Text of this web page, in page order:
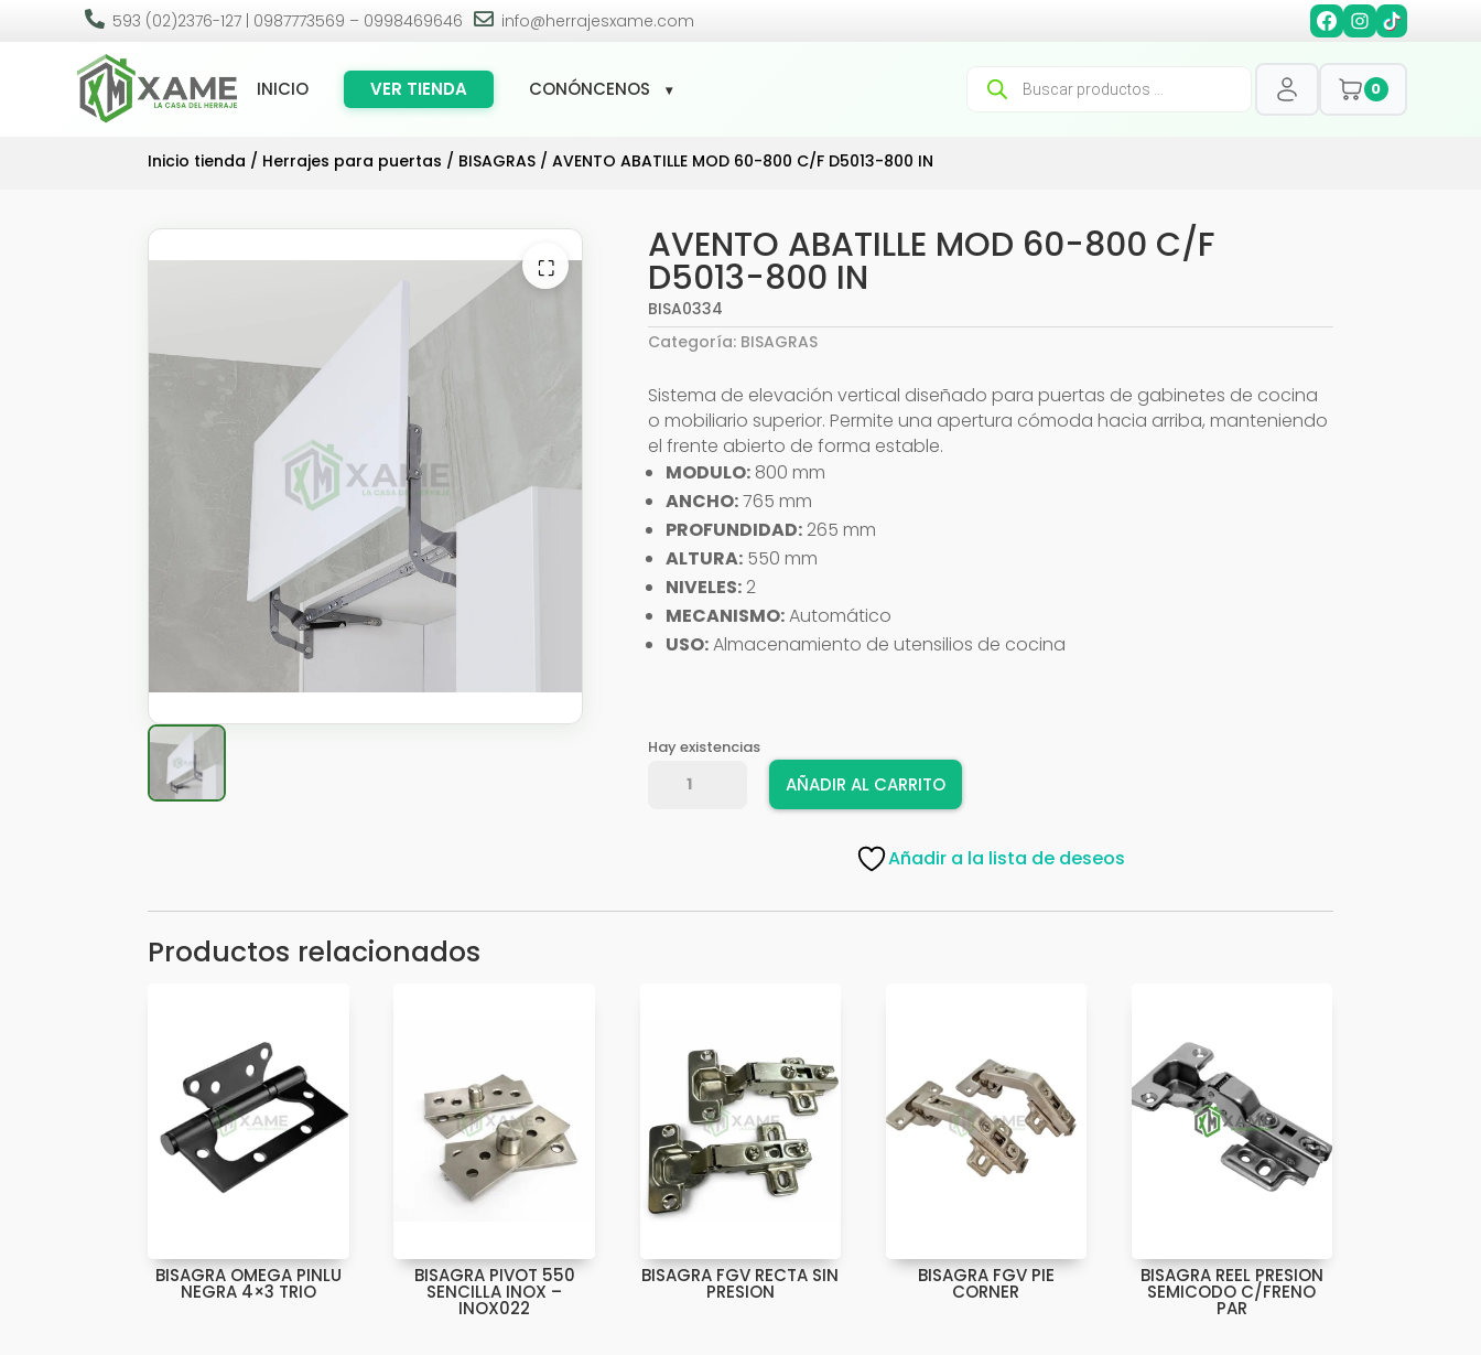
 593 (02)2376-127 | 0987773569 – 0998469646  info@herrajesxame.com
INICIO VER TIENDA CONÓNCENOS
Búsqueda
productos
0
Inicio tienda / Herrajes para puertas / BISAGRAS / AVENTO ABATILLE MOD 60-800 C/F D5013-800 IN
⛶ AVENTO ABATILLE MOD 60-800 C/F
D5013-800 IN
BISA0334
Categoría: BISAGRAS
Sistema de elevación vertical diseñado para puertas de gabinetes de cocina
o mobiliario superior. Permite una apertura cómoda hacia arriba, manteniendo
el frente abierto de forma estable.
MODULO: 800 mm
ANCHO:765 mm
PROFUNDIDAD: 265 mm
ALTURA: 550 mm
NIVELES: 2
MECANISMO:Automático
USO:Almacenamiento de utensilios de cocina
Hay existencias
ABATILLE
AÑADIR AL CARRITO
Añadir a la lista de deseos
Productos relacionados
BISAGRA OMEGA PINLU
NEGRA 4×3 TRIO
BISAGRA PIVOT 550
SENCILLA INOX –
INOX022
BISAGRA FGV RECTA SIN
PRESION
BISAGRA FGV PIE
CORNER
BISAGRA REEL PRESION
SEMICODO C/FRENO
PAR